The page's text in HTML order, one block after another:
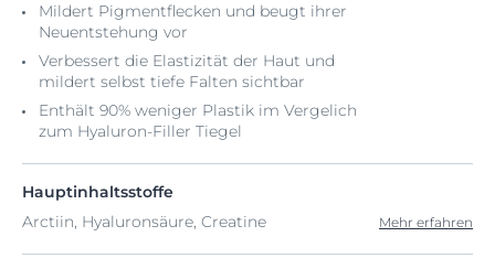
Mildert Pigmentflecken und beugt ihrer
Neuentstehung vor
Verbessert die Elastizität der Haut und
mildert selbst tiefe Falten sichtbar
Enthält 90% weniger Plastik im Vergelich
zum Hyaluron-Filler Tiegel
Hauptinhaltsstoffe
Arctiin, Hyaluronsäure, Creatine
Mehr erfahren